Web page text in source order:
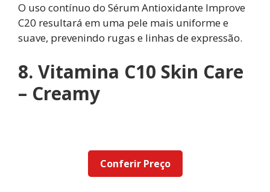
O uso contínuo do Sérum Antioxidante Improve
C20 resultará em uma pele mais uniforme e
suave, prevenindo rugas e linhas de expressão.
8. Vitamina C10 Skin Care
– Creamy
Conferir Preço